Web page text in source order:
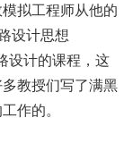
拟工程师从他的
设计思想
设计的课程，这
教授们写了满黑
作的。